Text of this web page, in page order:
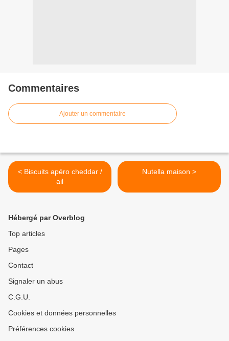
Commentaires
Ajouter un commentaire
< Biscuits apéro cheddar /
ail
Nutella maison >
Hébergé par Overblog
Top articles
Pages
Contact
Signaler un abus
C.G.U.
Cookies et données personnelles
Préférences cookies